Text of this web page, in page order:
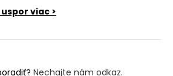
viac >
Nechajte nám odkaz.